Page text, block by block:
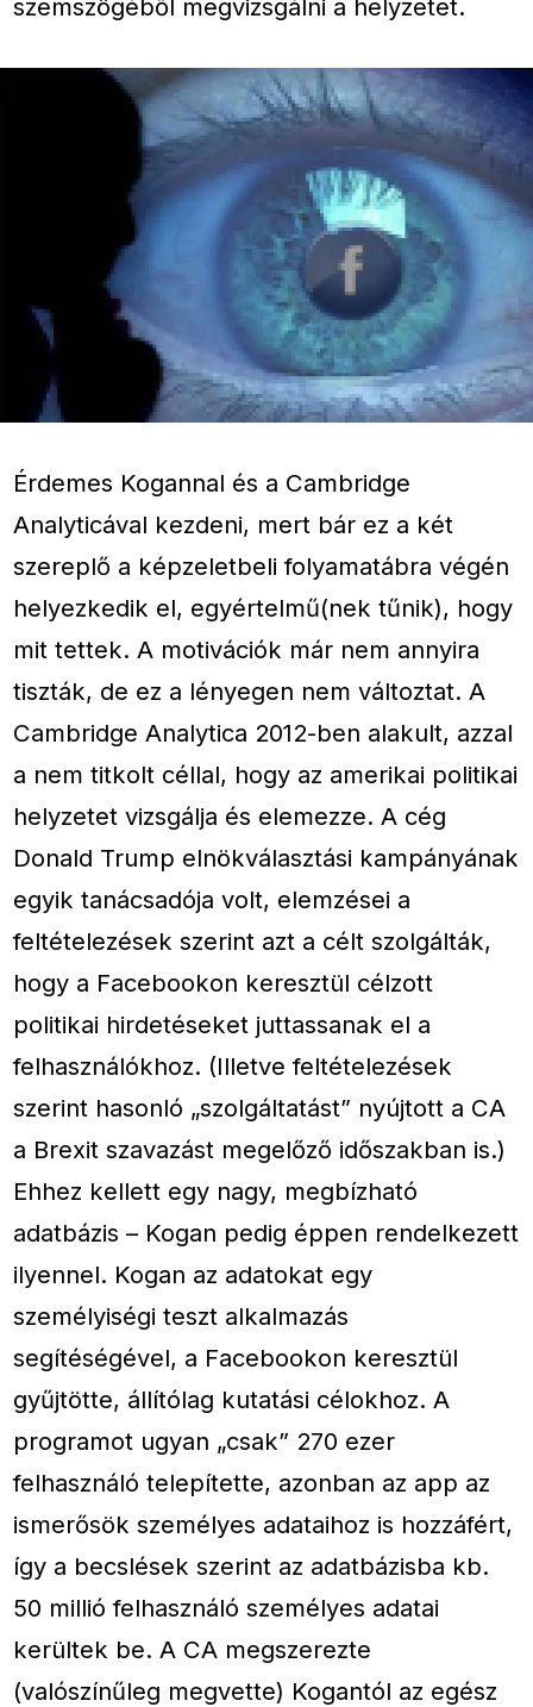
szemszögéből megvizsgálni a helyzetet.
Érdemes Kogannal és a Cambridge
Analyticával kezdeni, mert bár ez a két
szereplő a képzeletbeli folyamatábra végén
helyezkedik el, egyértelmű(nek tűnik), hogy
mit tettek. A motivációk már nem annyira
tiszták, de ez a lényegen nem változtat. A
Cambridge Analytica 2012-ben alakult, azzal
a nem titkolt céllal, hogy az amerikai politikai
helyzetet vizsgálja és elemezze. A cég
Donald Trump elnökválasztási kampányának
egyik tanácsadója volt, elemzései a
feltételezések szerint azt a célt szolgálták,
hogy a Facebookon keresztül célzott
politikai hirdetéseket juttassanak el a
felhasználókhoz. (Illetve feltételezések
szerint hasonló „szolgáltatást” nyújtott a CA
a Brexit szavazást megelőző időszakban is.)
Ehhez kellett egy nagy, megbízható
adatbázis – Kogan pedig éppen rendelkezett
ilyennel. Kogan az adatokat egy
személyiségi teszt alkalmazás
segítéségével, a Facebookon keresztül
gyűjtötte, állítólag kutatási célokhoz. A
programot ugyan „csak” 270 ezer
felhasználó telepítette, azonban az app az
ismerősök személyes adataihoz is hozzáfért,
így a becslések szerint az adatbázisba kb.
50 millió felhasználó személyes adatai
kerültek be. A CA megszerezte
(valószínűleg megvette) Kogantól az egész